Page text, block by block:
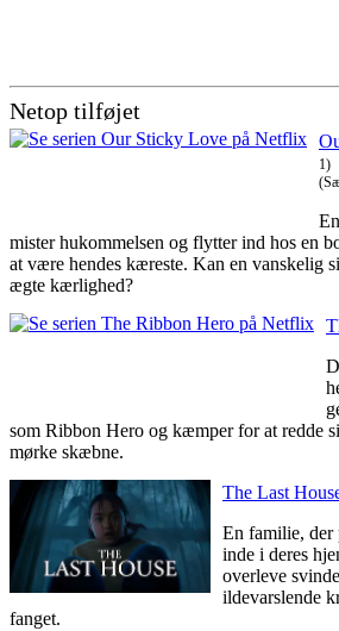
Netop tilføjet
1)
mister hukommelsen og flytter ind hos en
at være hendes kæreste. Kan en vanskelig
ægte kærlighed?
som Ribbon Hero og kæmper for at redde
mørke skæbne.
The Last
En familie, der
inde i deres
overleve
ildevarslende
fanget.